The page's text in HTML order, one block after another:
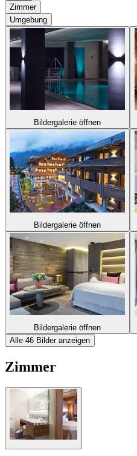
Zimmer
Umgebung
Bildergalerie öffnen
Bildergalerie öffnen
Bildergalerie öffnen
Alle 46 Bilder anzeigen
Zimmer